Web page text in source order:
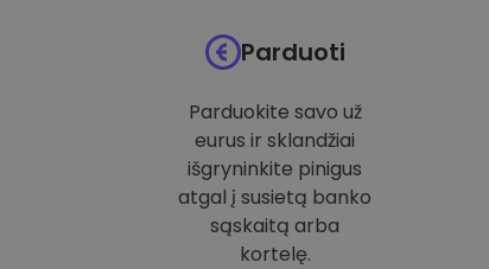
Parduoti
Parduokite savo už
eurus ir sklandžiai
išgryninkite pinigus
atgal į susietą banko
sąskaitą arba
kortelę.